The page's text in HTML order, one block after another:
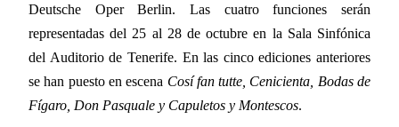
Deutsche OperBerlin. Las cuatro funciones serán
representadas del 25 al 28 de octubre en la Sala Sinfónica
del Auditorio de Tenerife. En las cinco ediciones anteriores
se han puesto en escena Cosí fan tutte, Cenicienta, Bodas de
Fígaro, Don Pasquale y Capuletos y Montescos.